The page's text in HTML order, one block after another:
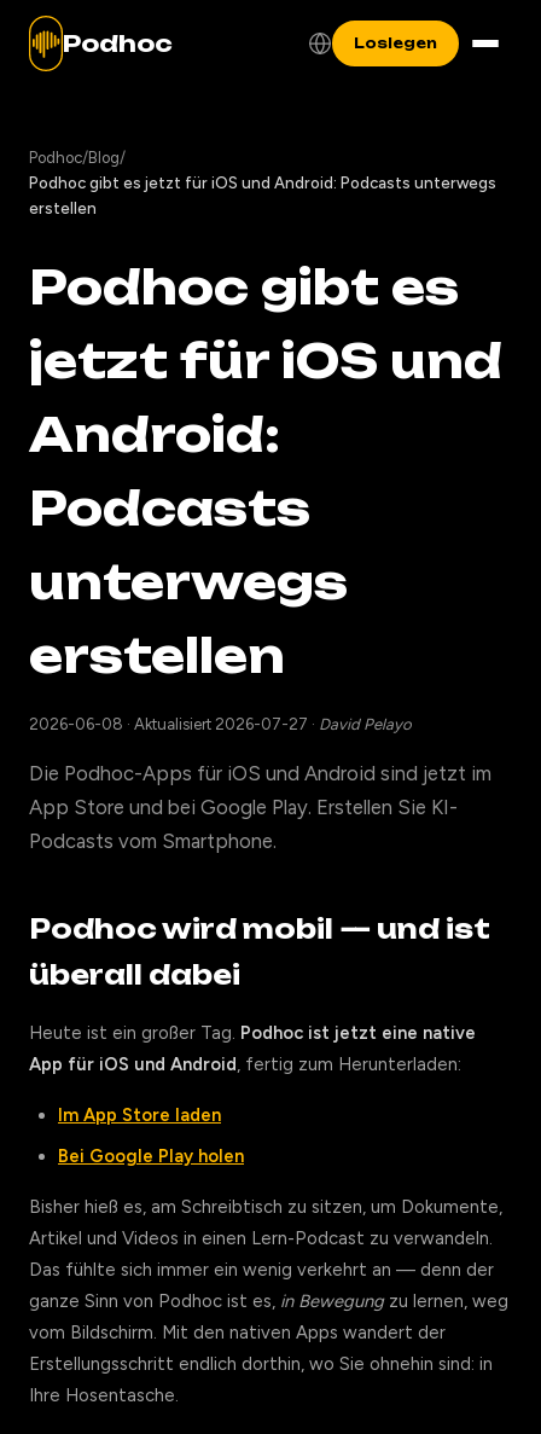
Podhoc Loslegen
Podhoc/Blog/
Podhoc gibt es jetzt für iOS und Android: Podcasts unterwegs
erstellen
Podhoc gibt es
jetzt für iOS und
Android:
Podcasts
unterwegs
erstellen
2026-06-08 · Aktualisiert 2026-07-27 · David Pelayo
Die Podhoc-Apps für iOS und Android sind jetzt im
App Store und bei Google Play. Erstellen Sie KI-
Podcasts vom Smartphone.
Podhoc wird mobil — und ist
überall dabei
Heute ist ein großer Tag. Podhoc ist jetzt eine native
App für iOS und Android, fertig zum Herunterladen:
Im App Store laden
Bei Google Play holen
Bisher hieß es, am Schreibtisch zu sitzen, um Dokumente,
Artikel und Videos in einen Lern-Podcast zu verwandeln.
Das fühlte sich immer ein wenig verkehrt an — denn der
ganze Sinn von Podhoc ist es, in Bewegungzu lernen, weg
vom Bildschirm. Mit den nativen Apps wandert der
Erstellungsschritt endlich dorthin, wo Sie ohnehin sind: in
Ihre Hosentasche.